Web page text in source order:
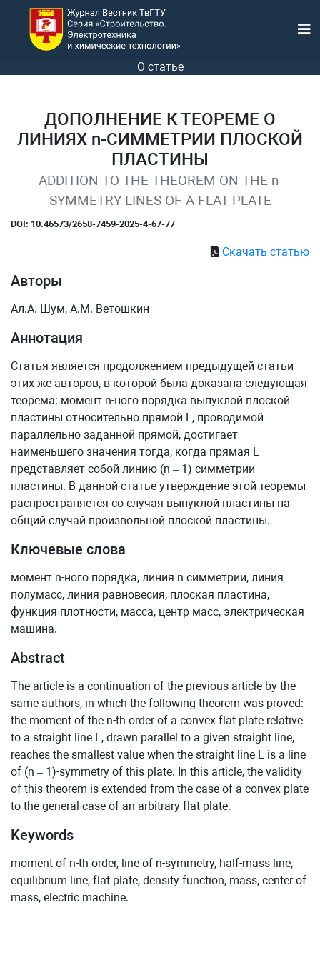
О статье
ДОПОЛНЕНИЕ К ТЕОРЕМЕ О
ЛИНИЯХ n-СИММЕТРИИ ПЛОСКОЙ
ПЛАСТИНЫ
ADDITION TO THE THEOREM ON THE n-
SYMMETRY LINES OF A FLAT PLATE
DOI: 10.46573/2658-7459-2025-4-67-77
Скачать статью
Авторы
Ал.А. Шум, А.М. Ветошкин
Аннотация
Статья является продолжением предыдущей статьи
этих же авторов, в которой была доказана следующая
теорема: момент n-ного порядка выпуклой плоской
пластины относительно прямой L, проводимой
параллельно заданной прямой, достигает
наименьшего значения тогда, когда прямая L
представляет собой линию (n – 1) симметрии
пластины. В данной статье утверждение этой теоремы
распространяется со случая выпуклой пластины на
общий случай произвольной плоской пластины.
Ключевые слова
момент n-ного порядка, линия n симметрии, линия
полумасс, линия равновесия, плоская пластина,
функция плотности, масса, центр масс, электрическая
машина.
Abstract
The article is a continuation of the previous article by the
same authors, in which the following theorem was proved:
the moment of the n-th order of a convex flat plate relative
to a straight line L, drawn parallel to a given straight line,
reaches the smallest value when the straight line L is a line
of (n – 1)-symmetry of this plate. In this article, the validity
of this theorem is extended from the case of a convex plate
to the general case of an arbitrary flat plate.
Keywords
moment of n-th order, line of n-symmetry, half-mass line,
equilibrium line, flat plate, density function, mass, center of
mass, electric machine.